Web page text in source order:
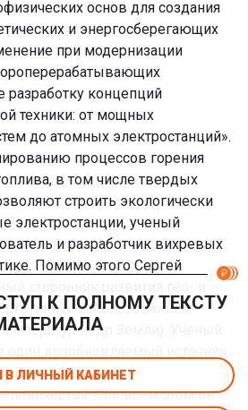
основ для создания
и энергосберегающих
при модернизации
разработку концепций
техники: от мощных
до атомных электростанций».
процессов горения
в том числе твердых
строить экологически
электростанции, ученый
и разработчик вихревых
Помимо этого Сергей
(с использованием
недр Земли). Ученый
обеспечить
Обо всем этом он
К ПОЛНОМУ ТЕКСТУ
В ЛИЧНЫЙ КАБИНЕТ